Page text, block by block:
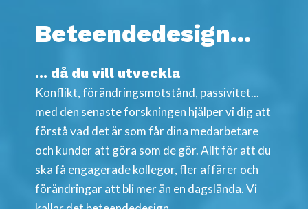
Beteendedesign...
... då du vill utveckla
Konflikt, förändringsmotstånd, passivitet...
med den senaste forskningen hjälper vi dig att
förstå vad det är som får dina medarbetare
och kunder att göra som de gör. Allt för att du
ska få engagerade kollegor, fler affärer och
förändringar att bli mer än en dagslända. Vi